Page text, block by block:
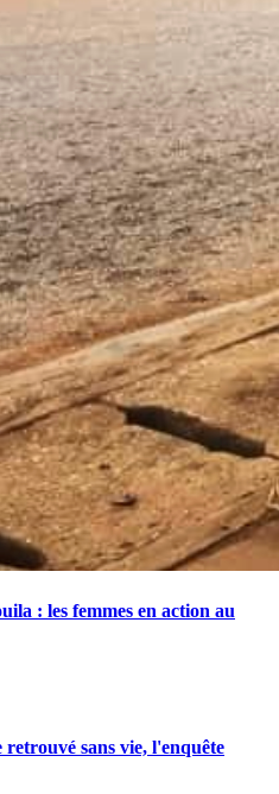
: les femmes en action au
sans vie, l'enquête